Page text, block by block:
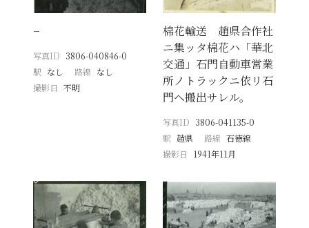
−
写真ID 3806-040846-0
駅 なし 路線 なし
撮影日
不明
棉花輸送 趙県合作社
ニ集ッタ棉花ハ「華北
交通」石門自動車営業
所ノトラックニ依リ石
門ヘ搬出サレル。
写真ID 3806-041135-0
駅 趙県 路線 石徳線
撮影日
1941年11月